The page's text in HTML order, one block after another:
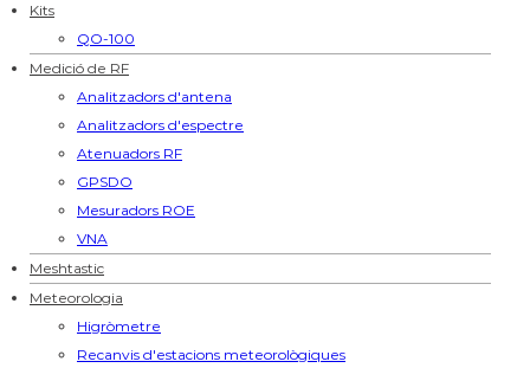
Kits
QO-100
Medició de RF
Analitzadors d'antena
Analitzadors d'espectre
Atenuadors RF
GPSDO
Mesuradors ROE
VNA
Meshtastic
Meteorologia
Higròmetre
Recanvis d'estacions meteorològiques